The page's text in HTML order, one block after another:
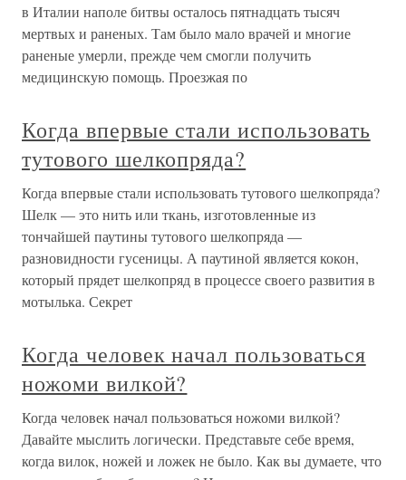
в Италии наполе битвы осталось пятнадцать тысяч
мертвых и раненых. Там было мало врачей и многие
раненые умерли, прежде чем смогли получить
медицинскую помощь. Проезжая по
Когда впервые стали использовать
тутового шелкопряда?
Когда впервые стали использовать тутового шелкопряда?
Шелк — это нить или ткань, изготовленные из
тончайшей паутины тутового шелкопряда —
разновидности гусеницы. А паутиной является кокон,
который прядет шелкопряд в процессе своего развития в
мотылька. Секрет
Когда человек начал пользоваться
ножоми вилкой?
Когда человек начал пользоваться ножоми вилкой?
Давайте мыслить логически. Представьте себе время,
когда вилок, ножей и ложек не было. Как вы думаете, что